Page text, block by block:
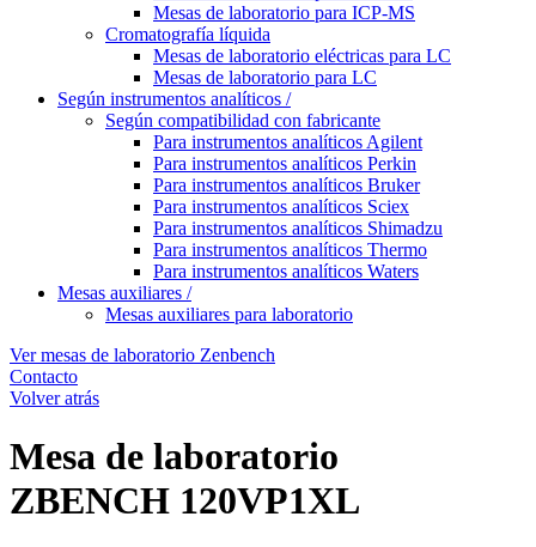
Mesas de laboratorio para ICP-MS
Cromatografía líquida
Mesas de laboratorio eléctricas para LC
Mesas de laboratorio para LC
Según instrumentos analíticos /
Según compatibilidad con fabricante
Para instrumentos analíticos Agilent
Para instrumentos analíticos Perkin
Para instrumentos analíticos Bruker
Para instrumentos analíticos Sciex
Para instrumentos analíticos Shimadzu
Para instrumentos analíticos Thermo
Para instrumentos analíticos Waters
Mesas auxiliares /
Mesas auxiliares para laboratorio
Ver mesas de laboratorio Zenbench
Contacto
Volver atrás
Mesa de laboratorio
ZBENCH 120VP1XL